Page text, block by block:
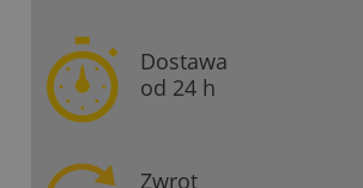
Dostawa
od 24 h
Zwrot